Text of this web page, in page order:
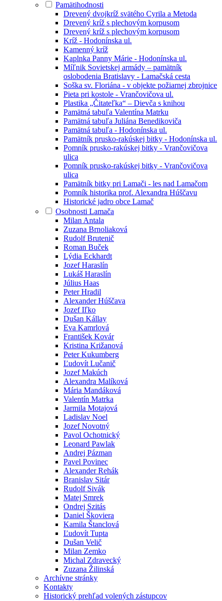
Pamätihodnosti
Drevený dvojkríž svätého Cyrila a Metoda
Drevený kríž s plechovým korpusom
Drevený kríž s plechovým korpusom
Kríž - Hodonínska ul.
Kamenný kríž
Kaplnka Panny Márie - Hodonínska ul.
Míľnik Sovietskej armády – pamätník
oslobodenia Bratislavy - Lamačská cesta
Soška sv. Floriána - v objekte požiarnej zbrojnice
Pieta pri kostole - Vrančovičova ul.
Plastika „Čitateľka“ – Dievča s knihou
Pamätná tabuľa Valentína Matrku
Pamätná tabuľa Juliána Benedikoviča
Pamätná tabuľa - Hodonínska ul.
Pamätník prusko-rakúskej bitky - Hodonínska ul.
Pomník prusko-rakúskej bitky - Vrančovičova
ulica
Pomník prusko-rakúskej bitky - Vrančovičova
ulica
Pamätník bitky pri Lamači - les nad Lamačom
Pomník historika prof. Alexandra Húščavu
Historické jadro obce Lamač
Osobnosti Lamača
Milan Antala
Zuzana Brnoliaková
Rudolf Brutenič
Roman Buček
Lýdia Eckhardt
Jozef Haraslín
Lukáš Haraslín
Július Haas
Peter Hradil
Alexander Húščava
Jozef Iľko
Dušan Kállay
Eva Kamrlová
František Kovár
Kristina Križanová
Peter Kukumberg
Ľudovít Lučanič
Jozef Makúch
Alexandra Malíková
Mária Mandáková
Valentín Matrka
Jarmila Motajová
Ladislav Noel
Jozef Novotný
Pavol Ochotnický
Leonard Pawlak
Andrej Pázman
Pavel Povinec
Alexander Rehák
Branislav Sitár
Rudolf Sivák
Matej Smrek
Ondrej Szitás
Daniel Škoviera
Kamila Štanclová
Ľudovít Tupta
Dušan Velič
Milan Zemko
Michal Zdravecký
Zuzana Žilinská
Archívne stránky
Kontakty
Historický prehľad volených zástupcov